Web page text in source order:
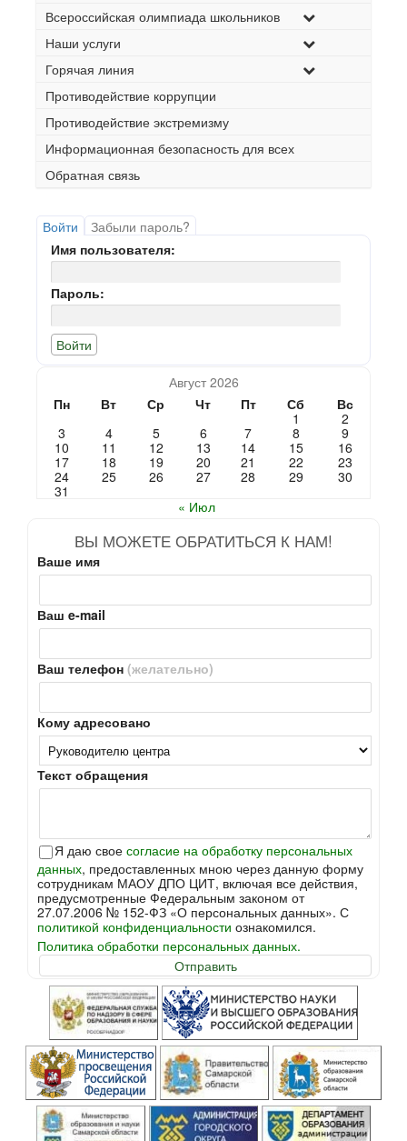
Всероссийская олимпиада школьников
Наши услуги
Горячая линия
Противодействие коррупции
Противодействие экстремизму
Информационная безопасность для всех
Обратная связь
Войти
Забыли пароль?
Имя пользователя:
Пароль:
Август 2026
Пн
Вт Ср Чт Пт Сб
Вс
1
2
3
4 5 6 7 8
9
10
11 12 13 14 15
16
17
18 19 20 21 22
23
24
25 26 27 28 29
30
31
« Июл
ВЫ МОЖЕТЕ ОБРАТИТЬСЯ К НАМ!
Ваше имя
Ваш e-mail
Ваш телефон (желательно)
Кому адресовано
Текст обращения
Я даю свое согласие на обработку персональных
данных, предоставленных мною через данную форму
сотрудникам МАОУ ДПО ЦИТ, включая все действия,
предусмотренные Федеральным законом от
27.07.2006 № 152-ФЗ «О персональных данных». С
политикой конфиденциальности ознакомился.
Политика обработки персональных данных.